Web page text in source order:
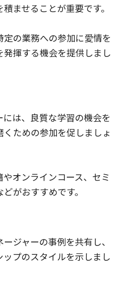
ませることが重要です。
の業務への参加に愛情を
揮する機会を提供しまし
は、良質な学習の機会を
ための参加を促しましょ
オンラインコース、セミ
がおすすめです。
ジャーの事例を共有し、
プのスタイルを示しまし